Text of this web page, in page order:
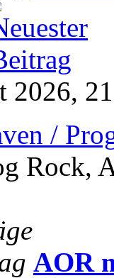
2026,
/
Rock,
AOR